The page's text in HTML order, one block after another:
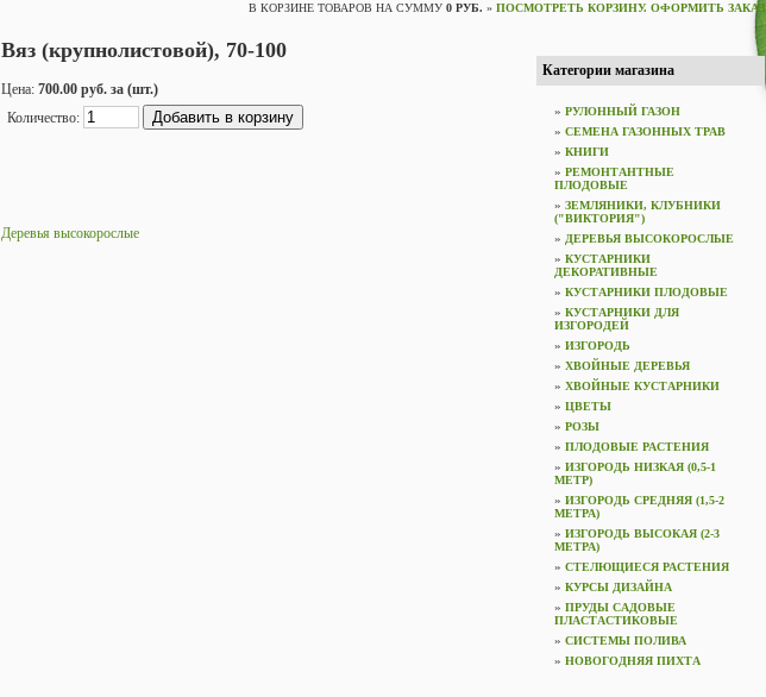
В КОРЗИНЕ ТОВАРОВ НА СУММУ 0 РУБ. » ПОСМОТРЕТЬ КОРЗИНУ. ОФОРМИТЬ ЗАКАЗ
Вяз (крупнолистовой), 70-100
Цена: 700.00 руб. за (шт.)
Количество:
Деревья высокорослые
Категории магазина
» РУЛОННЫЙ ГАЗОН
» СЕМЕНА ГАЗОННЫХ ТРАВ
» КНИГИ
» РЕМОНТАНТНЫЕ
ПЛОДОВЫЕ
» ЗЕМЛЯНИКИ, КЛУБНИКИ
("ВИКТОРИЯ")
» ДЕРЕВЬЯ ВЫСОКОРОСЛЫЕ
» КУСТАРНИКИ
ДЕКОРАТИВНЫЕ
» КУСТАРНИКИ ПЛОДОВЫЕ
» КУСТАРНИКИ ДЛЯ
ИЗГОРОДЕЙ
» ИЗГОРОДЬ
» ХВОЙНЫЕ ДЕРЕВЬЯ
» ХВОЙНЫЕ КУСТАРНИКИ
» ЦВЕТЫ
» РОЗЫ
» ПЛОДОВЫЕ РАСТЕНИЯ
» ИЗГОРОДЬ НИЗКАЯ (0,5-1
МЕТР)
» ИЗГОРОДЬ СРЕДНЯЯ (1,5-2
МЕТРА)
» ИЗГОРОДЬ ВЫСОКАЯ (2-3
МЕТРА)
» СТЕЛЮЩИЕСЯ РАСТЕНИЯ
» КУРСЫ ДИЗАЙНА
» ПРУДЫ САДОВЫЕ
ПЛАСТАСТИКОВЫЕ
» СИСТЕМЫ ПОЛИВА
» НОВОГОДНЯЯ ПИХТА